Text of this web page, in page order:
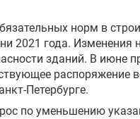
норм в
2021 года. Изменения
зданий. В июне
распоряжение
Петербурге.
по уменьшению